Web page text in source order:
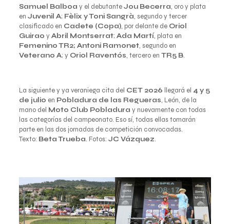
Samuel Balboa y el debutanteJou Becerra, oro y plata
en Juvenil A; Fèlix y Toni Sangrà, segundo y tercer
clasificado en Cadete (Copa), por delante de Oriol
Guirao y Abril Montserrat; Ada Martí, plata en
Femenino TR2; Antoni Ramonet, segundo en
Veterano A; y Oriol Raventós, tercero en TR5 B.
La siguiente y ya veraniega cita del CET 2026 llegará el 4 y 5
de julio en Pobladura de las Regueras, León, de la
mano del Moto Club Pobladura y nuevamente con todas
las categorías del campeonato. Eso sí, todas ellas tomarán
parte en las dos jornadas de competición convocadas.
Texto: Beta Trueba. Fotos: JC Vázquez.